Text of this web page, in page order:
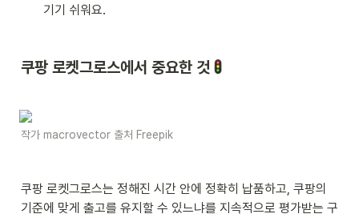
기기 쉬워요.
쿠팡 로켓그로스에서 중요한 것
작가 macrovector 출처 Freepik
쿠팡 로켓그로스는 정해진 시간 안에 정확히 납품하고, 쿠팡의
기준에 맞게 출고를 유지할 수 있느냐를 지속적으로 평가받는 구